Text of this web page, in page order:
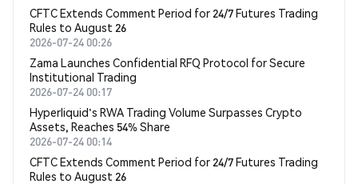
CFTC Extends Comment Period for 24/7 Futures Trading
Rules to August 26
2026-07-24 00:26
Zama Launches Confidential RFQ Protocol for Secure
Institutional Trading
2026-07-24 00:17
Hyperliquid's RWA Trading Volume Surpasses Crypto
Assets, Reaches 54% Share
2026-07-24 00:14
CFTC Extends Comment Period for 24/7 Futures Trading
Rules to August 26